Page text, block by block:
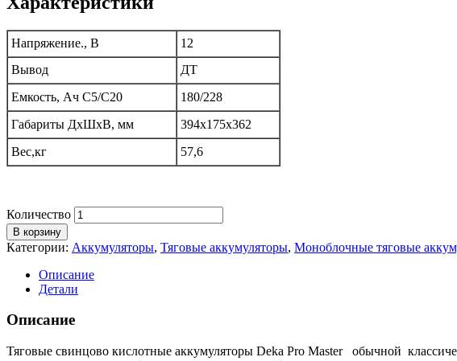
Напряжение., В
12
Вывод
ДТ
Емкость, Ач C5/C20
180/228
Габариты ДxШxВ, мм
394х175х362
Вес,кг
57,6
Количество
В корзину
Категории: Аккумуляторы, Тяговые аккумуляторы, Моноблочные тяговые
Описание
Детали
Описание
Тяговые свинцово кислотные аккумуляторы Deka Pro Master обычной